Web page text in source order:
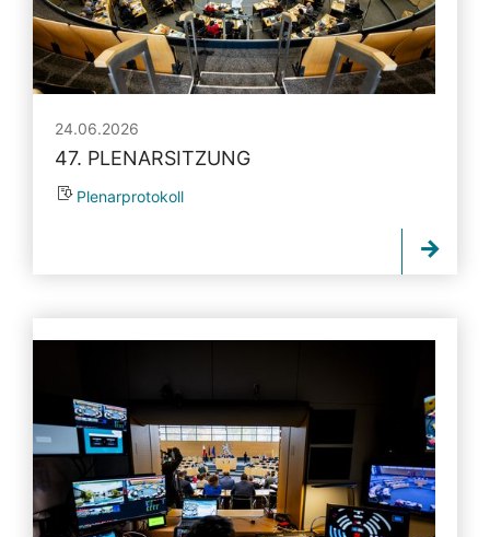
24.06.2026
47. PLENARSITZUNG
Plenarprotokoll